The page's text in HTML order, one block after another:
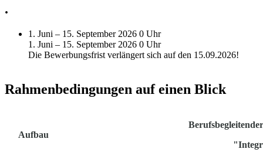
.
1. Juni – 15. September 2026 0 Uhr
1. Juni – 15. September 2026 0 Uhr
Die Bewerbungsfrist verlängert sich auf den 15.09.2026!
Rahmenbedingungen auf einen Blick
Aufbau